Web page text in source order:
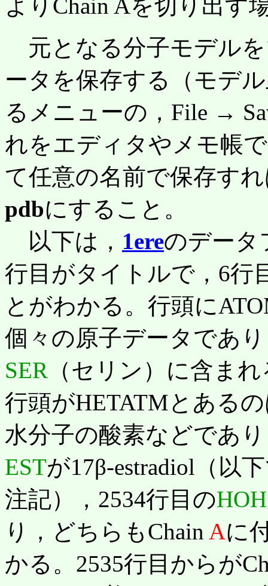
よりChain Aを切り出す
元となる分子モデル
ータを保存する（モデ
るメニューの，File →
れをエディタやメモ帳
て任意の名前で保存す
pdbにすること。
以下は， 1ereのデータ
行目がタイトルで，6行
とがわかる。行頭に
個々の原子データであ
SER （セリン）に含ま
行頭がHETATMとある
水分子の酸素などであ
ESTが17β-estradiol（以
注記），2534行目のHOH
り，どちらもChain Aに
かる。2535行目からが